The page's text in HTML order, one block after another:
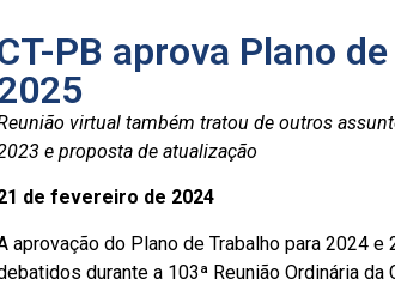
PB aprova Plano
virtual também tratou de outros
e proposta de atualização
de fevereiro de 2024
aprovação do Plano de Trabalho para 2024
durante a 103ª Reunião Ordinária